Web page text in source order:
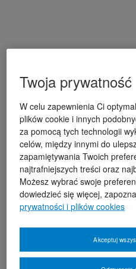
Twoja prywatność
W celu zapewnienia Ci
plików cookie i innych
za pomocą tych technologii
celów, między innymi do
zapamiętywania Twoich
najtrafniejszych treści oraz
Możesz wybrać swoje
dowiedzieć się więcej,
prywatności i plików cookies
Akceptuj